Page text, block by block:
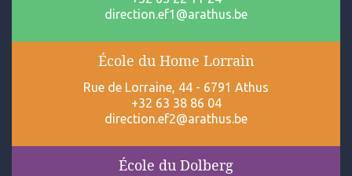
direction.ef1@arathus.be
École du Home Lorrain
Rue de Lorraine, 44 - 6791 Athus
+32 63 38 86 04
direction.ef2@arathus.be
École du Dolberg